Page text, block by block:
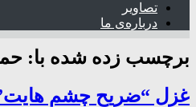
تصاویر
درباره‌ی ما
برچسب زده شده با:
غزل “ضریح چشم